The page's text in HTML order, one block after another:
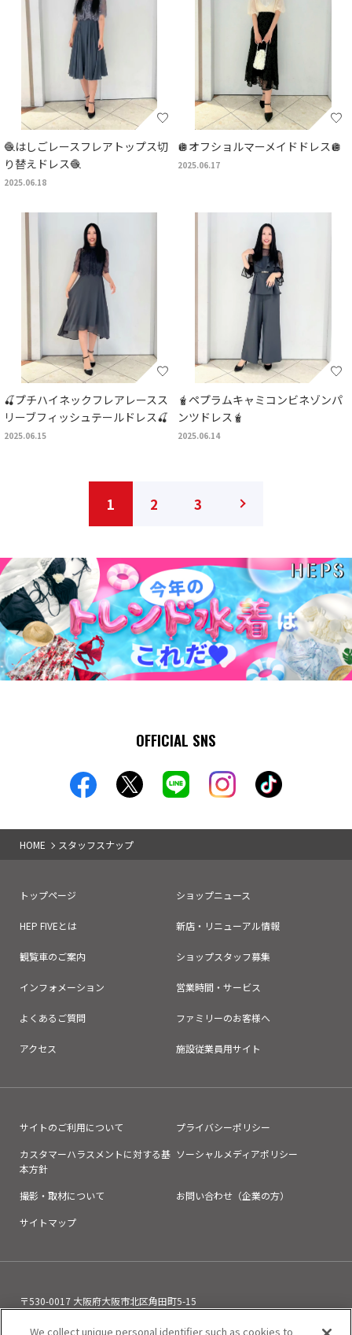
🧶はしごレースフレアトップス切
り替えドレス🧶
2025.06.18
🪩オフショルマーメイドドレス🪩
2025.06.17
🍒プチハイネックフレアレースス
リーブフィッシュテールドレス🍒
2025.06.15
🧋ペプラムキャミコンビネゾンパ
ンツドレス🧋
2025.06.14
1 2 3
OFFICIAL SNS
HOME スタッフスナップ
トップページ ショップニュース
HEP FIVEとは 新店・リニューアル情報
観覧車のご案内 ショップスタッフ募集
インフォメーション 営業時間・サービス
よくあるご質問 ファミリーのお客様へ
アクセス 施設従業員用サイト
サイトのご利用について
プライバシーポリシー
カスタマーハラスメントに対する基
本方針
ソーシャルメディアポリシー
撮影・取材について
お問い合わせ（企業の方）
サイトマップ
〒530-0017 大阪府大阪市北区角田町5-15
06-6313-0501（11:00～21:00）
We collect unique personal identifier such as cookies to